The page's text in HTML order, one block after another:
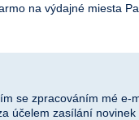
na výdajné miesta
se zpracováním mé e-
účelem zasílání